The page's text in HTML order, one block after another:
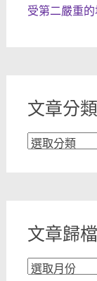
受第二嚴重
文章分類
文
文章歸檔
文